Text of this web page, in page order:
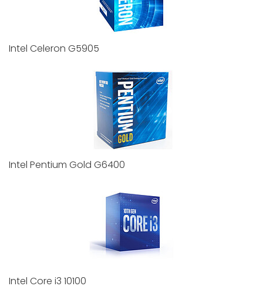
Intel Celeron G5905
Intel Pentium Gold G6400
Intel Core i3 10100